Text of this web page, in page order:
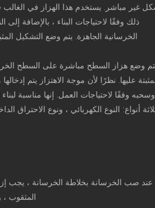
ذلك وفقًا لاحتياجات البناء ، بالإضافة
الخرسانية الجاهزة. يتم وضع التشكيل
عند صب الخرسانة بخلاطة الخرسانة ، يجب
المثقوب